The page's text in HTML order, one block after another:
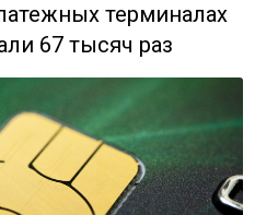
терминалах
67 тысяч раз